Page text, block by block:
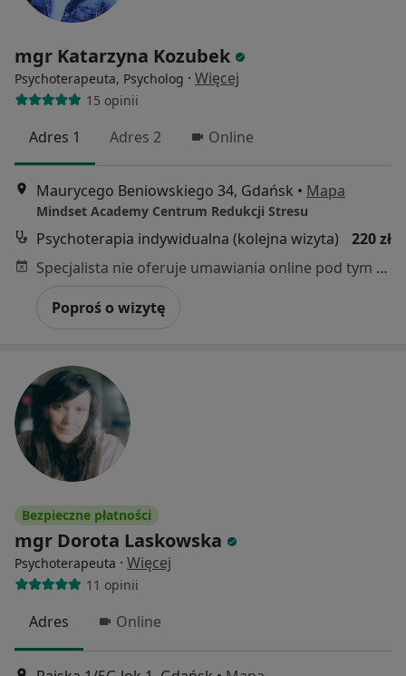
mgr Katarzyna Kozubek
Psychoterapeuta, Psycholog · Więcej
15 opinii
Adres 1 Adres 2 Online
Maurycego Beniowskiego 34, Gdańsk • Mapa
Mindset Academy Centrum Redukcji Stresu
Psychoterapia indywidualna (kolejna wizyta)
220 zł
Specjalista nie oferuje umawiania online pod tym adresem.
Poproś o wizytę
Bezpieczne płatności
mgr Dorota Laskowska
Psychoterapeuta · Więcej
11 opinii
Adres Online